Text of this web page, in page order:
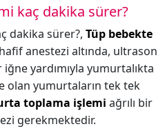
kaç dakika sürer?
dakika sürer?, Tüp bebekte
hafif anestezi altında, ultrason
yardımıyla yumurtalıkta
olan yumurtaların tek tek
toplama işlemi ağrılı bir
gerekmektedir.